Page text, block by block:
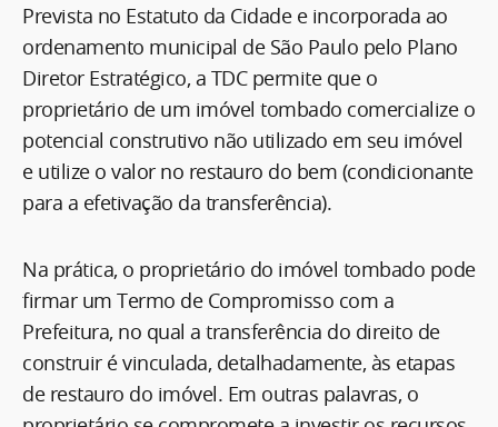
Prevista no Estatuto da Cidade e incorporada ao
ordenamento municipal de São Paulo pelo Plano
Diretor Estratégico, a TDC permite que o
proprietário de um imóvel tombado comercialize o
potencial construtivo não utilizado em seu imóvel
e utilize o valor no restauro do bem (condicionante
para a efetivação da transferência).
Na prática, o proprietário do imóvel tombado pode
firmar um Termo de Compromisso com a
Prefeitura, no qual a transferência do direito de
construir é vinculada, detalhadamente, às etapas
de restauro do imóvel. Em outras palavras, o